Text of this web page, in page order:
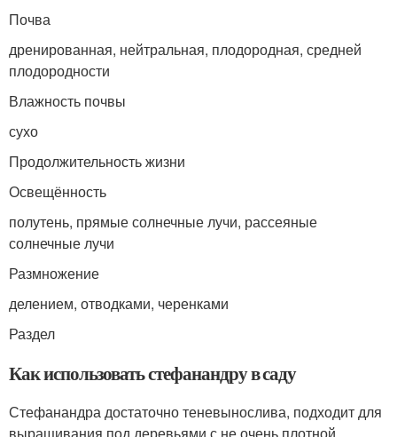
Почва
дренированная, нейтральная, плодородная, средней
плодородности
Влажность почвы
сухо
Продолжительность жизни
Освещённость
полутень, прямые солнечные лучи, рассеяные
солнечные лучи
Размножение
делением, отводками, черенками
Раздел
Как использовать стефанандру в саду
Стефанандра достаточно теневынослива, подходит для